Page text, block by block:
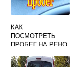
КАК
ПОСМОТРЕТЬ
ПРОБЕГ НА РЕНО
ГОДА